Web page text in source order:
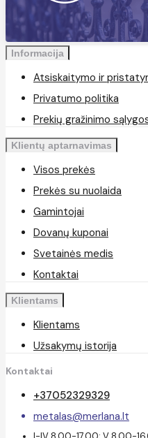
Informacija
Atsiskaitymo ir
Privatumo politika
Prekių gražinimo
Klientų aptarnavimas
Visos prekės
Prekės su nuolaida
Gamintojai
Dovanų kuponai
Svetainės medis
Kontaktai
Klientams
Klientams
Užsakymų istorija
Kontaktai
+37052329329
metalas@merlana.lt